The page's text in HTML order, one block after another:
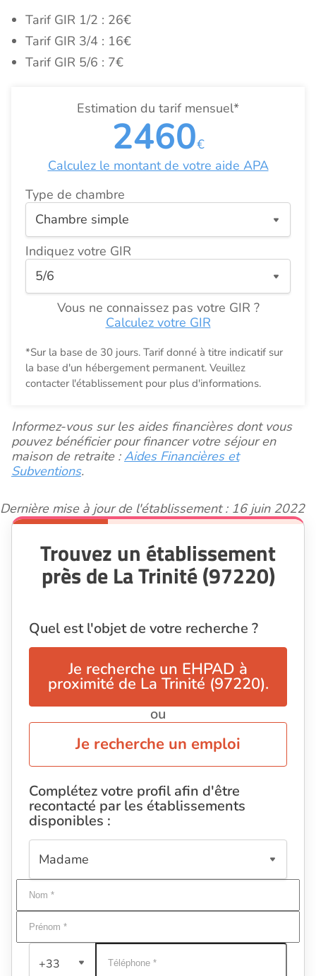
Tarif GIR 1/2 : 26€
Tarif GIR 3/4 : 16€
Tarif GIR 5/6 : 7€
Estimation du tarif mensuel*
2460€
Calculez le montant de votre aide APA
Type de chambre
Indiquez votre GIR
Vous ne connaissez pas votre GIR ?
Calculez votre GIR
*Sur la base de 30 jours. Tarif donné à titre indicatif sur
la base d'un hébergement permanent. Veuillez
contacter l'établissement pour plus d'informations.
Informez-vous sur les aides financières dont vous
pouvez bénéficier pour financer votre séjour en
maison de retraite :Aides Financières et
Subventions.
Dernière mise à jour de l'établissement : 16 juin 2022
Trouvez un établissement
près de La Trinité (97220)
Quel est l'objet de votre recherche ?
Je recherche un EHPAD à
proximité de La Trinité (97220).
ou
Je recherche un emploi
Complétez votre profil afin d'être
recontacté par les établissements
disponibles :
+33